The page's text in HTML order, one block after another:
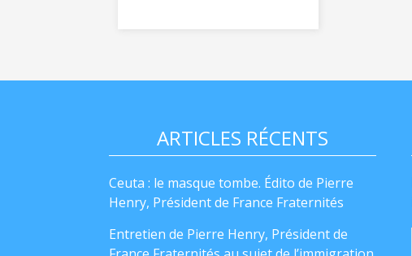
ARTICLES RÉCENTS
Ceuta : le masque tombe. Édito de Pierre
Henry, Président de France Fraternités
Entretien de Pierre Henry, Président de